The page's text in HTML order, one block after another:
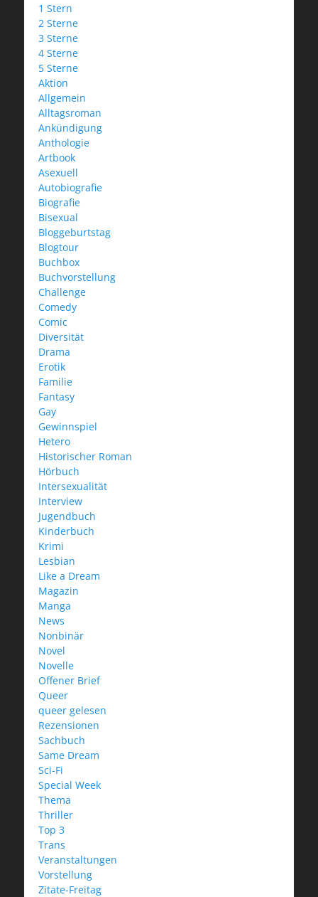
1 Stern
2 Sterne
3 Sterne
4 Sterne
5 Sterne
Aktion
Allgemein
Alltagsroman
Ankündigung
Anthologie
Artbook
Asexuell
Autobiografie
Biografie
Bisexual
Bloggeburtstag
Blogtour
Buchbox
Buchvorstellung
Challenge
Comedy
Comic
Diversität
Drama
Erotik
Familie
Fantasy
Gay
Gewinnspiel
Hetero
Historischer Roman
Hörbuch
Intersexualität
Interview
Jugendbuch
Kinderbuch
Krimi
Lesbian
Like a Dream
Magazin
Manga
News
Nonbinär
Novel
Novelle
Offener Brief
Queer
queer gelesen
Rezensionen
Sachbuch
Same Dream
Sci-Fi
Special Week
Thema
Thriller
Top 3
Trans
Veranstaltungen
Vorstellung
Zitate-Freitag